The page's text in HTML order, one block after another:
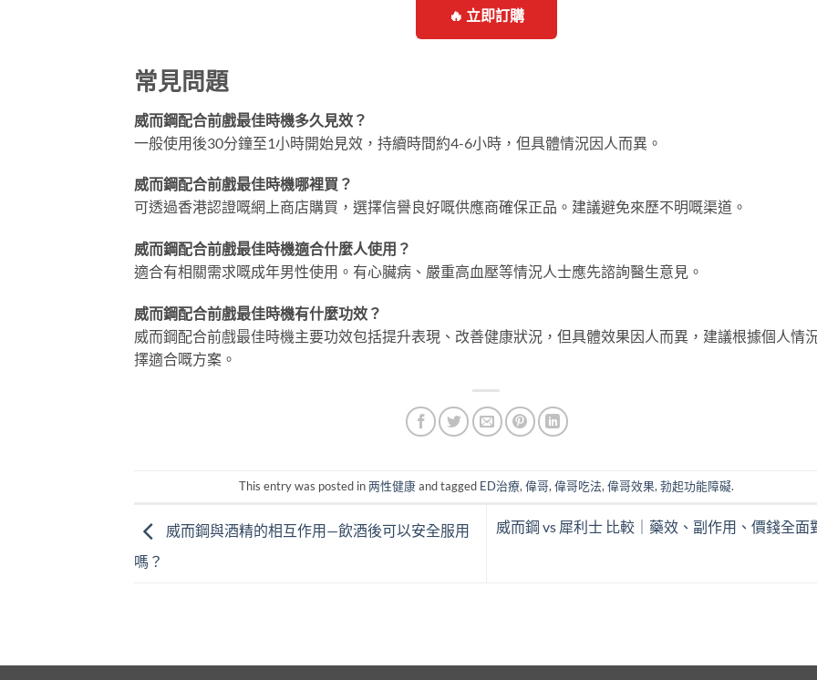
🔥 立即訂購
常見問題
威而鋼配合前戲最佳時機多久見效？
一般使用後30分鐘至1小時開始見效，持續時間約4-6小時，但具體情況因人而異。
威而鋼配合前戲最佳時機哪裡買？
可透過香港認證嘅網上商店購買，選擇信譽良好嘅供應商確保正品。建議避免來歷不明嘅渠道。
威而鋼配合前戲最佳時機適合什麼人使用？
適合有相關需求嘅成年男性使用。有心臟病、嚴重高血壓等情況人士應先諮詢醫生意見。
威而鋼配合前戲最佳時機有什麼功效？
威而鋼配合前戲最佳時機主要功效包括提升表現、改善健康狀況，但具體效果因人而異，建議根據個人情
擇適合嘅方案。
This entry was posted in两性健康and tagged ED治療,偉哥,偉哥吃法,偉哥效果,勃起功能障礙.
威而鋼與酒精的相互作用—飲酒後可以安全服用
嗎？
威而鋼 vs 犀利士 比較｜藥效、副作用、價錢全面